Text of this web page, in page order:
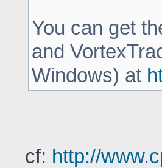
You can get
and
Windows) at
cf: http://